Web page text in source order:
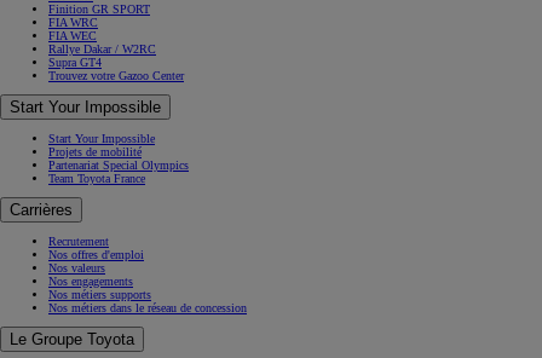
Finition GR SPORT
FIA WRC
FIA WEC
Rallye Dakar / W2RC
Supra GT4
Trouvez votre Gazoo Center
Start Your Impossible
Start Your Impossible
Projets de mobilité
Partenariat Special Olympics
Team Toyota France
Carrières
Recrutement
Nos offres d'emploi
Nos valeurs
Nos engagements
Nos métiers supports
Nos métiers dans le réseau de concession
Le Groupe Toyota